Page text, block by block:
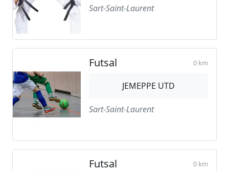
Sart-Saint-Laurent
Futsal 0 km
JEMEPPE UTD
Sart-Saint-Laurent
Futsal 0 km